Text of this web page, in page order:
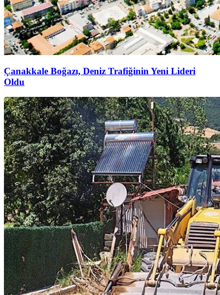
Çanakkale Boğazı, Deniz Trafiğinin Yeni Lideri
Oldu